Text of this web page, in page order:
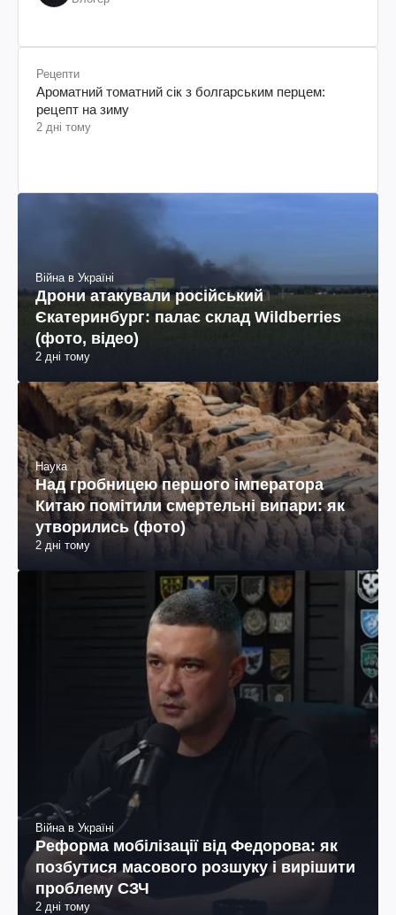
Рецепти
Ароматний томатний сік з болгарським перцем:
рецепт на зиму
2 дні тому
Війна в Україні
Дрони атакували російський
Єкатеринбург: палає склад Wildberries
(фото, відео)
2 дні тому
Наука
Над гробницею першого імператора
Китаю помітили смертельні випари: як
утворились (фото)
2 дні тому
Війна в Україні
Реформа мобілізації від Федорова: як
позбутися масового розшуку і вирішити
проблему СЗЧ
2 дні тому